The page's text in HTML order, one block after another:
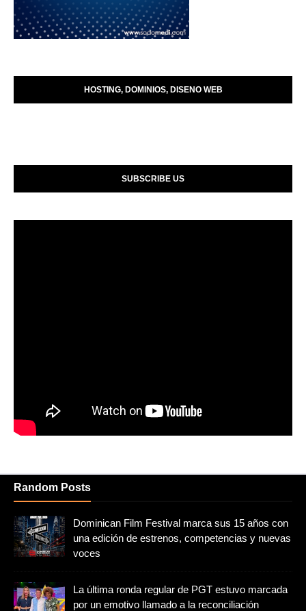
HOSTING, DOMINIOS, DISENO WEB
SUBSCRIBE US
Random Posts
Dominican Film Festival marca sus 15 años con
una edición de estrenos, competencias y nuevas
voces
La última ronda regular de PGT estuvo marcada
por un emotivo llamado a la reconciliación